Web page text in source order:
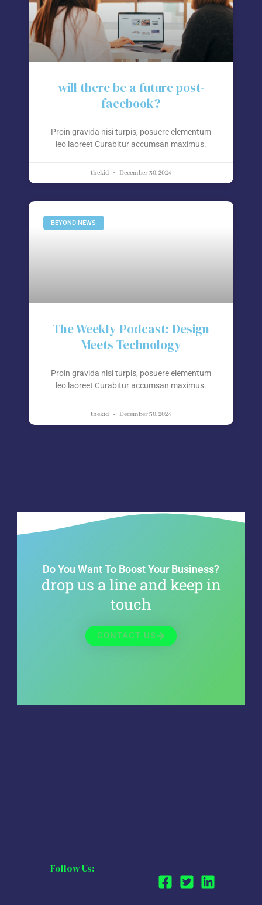
will there be a future post-
facebook?
Proin gravida nisi turpis, posuere elementum
leo laoreet Curabitur accumsan maximus.
thekid December 30, 2024
BEYOND NEWS
The Weekly Podcast: Design
Meets Technology
Proin gravida nisi turpis, posuere elementum
leo laoreet Curabitur accumsan maximus.
thekid December 30, 2024
Do You Want To Boost Your Business?
drop us a line and keep in
touch
CONTACT US
Follow Us: